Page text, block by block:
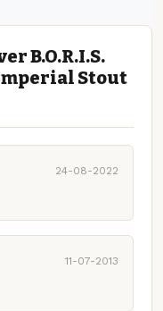
B.O.R.I.S.
Stout
24-08-2022
11-07-2013